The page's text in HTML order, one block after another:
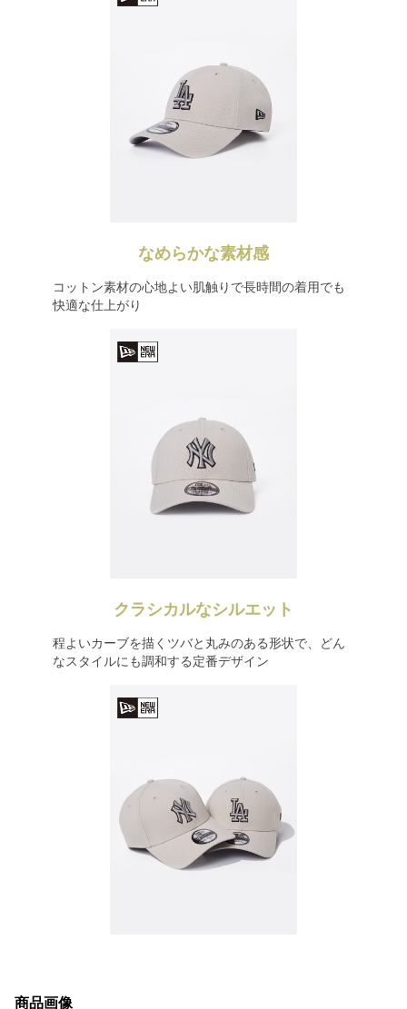
なめらかな素材感
コットン素材の心地よい肌触りで長時間の着用でも
快適な仕上がり
クラシカルなシルエット
程よいカーブを描くツバと丸みのある形状で、どん
なスタイルにも調和する定番デザイン
商品画像